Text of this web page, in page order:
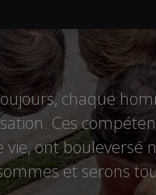
toujours, chaque
Ces
ont bouleversé
et serons